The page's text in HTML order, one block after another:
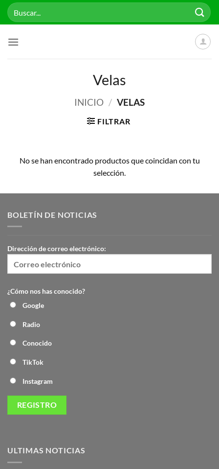
Saltar
Buscar
por:
Velas
INICIO / VELAS
FILTRAR
No se han encontrado productos que coincidan con tu
selección.
BOLETÍN DE NOTICIAS
Dirección de correo electrónico:
¿Cómo nos has conocido?
Google
Radio
Conocido
TikTok
Instagram
ULTIMAS NOTICIAS